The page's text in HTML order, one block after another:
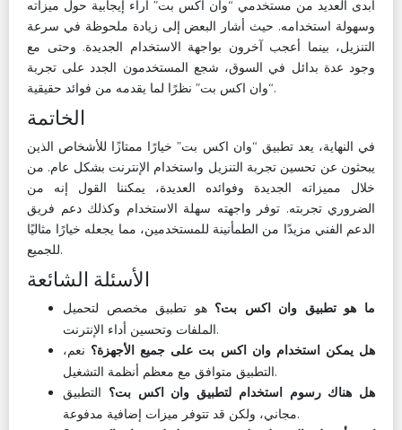
أبدى العديد من مستخدمي “وان اكس بت” آراء إيجابية حول ميزاته
وسهولة استخدامه. حيث أشار البعض إلى زيادة ملحوظة في سرعة
التنزيل، بينما أعجب آخرون بواجهة الاستخدام الجديدة. وحتى مع
وجود عدة بدائل في السوق، شجع المستخدمون الجدد على تجربة
“وان اكس بت” نظرًا لما يقدمه من فوائد حقيقية.
الخاتمة
في النهاية، يعد تطبيق “وان اكس بت” خيارًا ممتازًا للأشخاص الذين
يبحثون عن تحسين تجربة التنزيل واستخدام الإنترنت بشكل عام. من
خلال مميزاته الجديدة وفوائده العديدة، يمكننا القول إنه من
الضروري تجربته. توفر واجهته سهلة الاستخدام وكذلك دعم فريق
الدعم الفني مزيدًا من الطمأنينة للمستخدمين، مما يجعله خيارًا مثاليًا
للجميع.
الأسئلة الشائعة
ما هو تطبيق وان اكس بت؟ هو تطبيق مخصص لتحميل
الملفات وتحسين أداء الإنترنت.
هل يمكن استخدام وان اكس بت على جميع الأجهزة؟ نعم،
التطبيق متوافق مع معظم أنظمة التشغيل.
هل هناك رسوم استخدام لتطبيق وان اكس بت؟
التطبيق
مجاني، ولكن قد تتوفر ميزات إضافية مدفوعة.